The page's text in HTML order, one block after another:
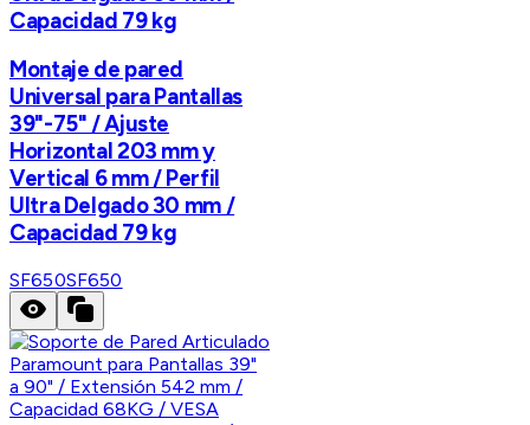
Capacidad 79 kg
Montaje de pared
Universal para Pantallas
39"-75" / Ajuste
Horizontal 203 mm y
Vertical 6 mm / Perfil
Ultra Delgado 30 mm /
Capacidad 79 kg
SF650SF650